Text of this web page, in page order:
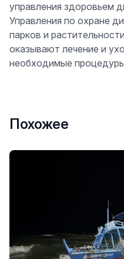
управления здоровьем
Управления по охране
парков и
оказывают лечение и
необходимые
Похожее